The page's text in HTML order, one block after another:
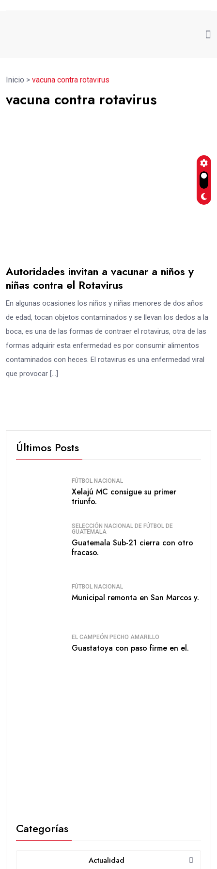
Inicio > vacuna contra rotavirus
vacuna contra rotavirus
Autoridades invitan a vacunar a niños y
niñas contra el Rotavirus
En algunas ocasiones los niños y niñas menores de dos años
de edad, tocan objetos contaminados y se llevan los dedos a la
boca, es una de las formas de contraer el rotavirus, otra de las
formas adquirir esta enfermedad es por consumir alimentos
contaminados con heces. El rotavirus es una enfermedad viral
que provocar […]
Últimos Posts
FÚTBOL NACIONAL
Xelajú MC consigue su primer
triunfo.
SELECCIÓN NACIONAL DE FÚTBOL DE
GUATEMALA
Guatemala Sub-21 cierra con otro
fracaso.
FÚTBOL NACIONAL
Municipal remonta en San Marcos y.
EL CAMPEÓN PECHO AMARILLO
Guastatoya con paso firme en el.
Categorías
Actualidad